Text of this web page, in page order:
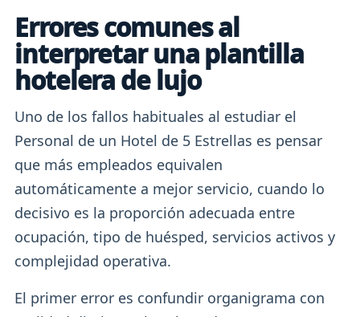
Errores comunes al
interpretar una plantilla
hotelera de lujo
Uno de los fallos habituales al estudiar el
Personal de un Hotel de 5 Estrellas es pensar
que más empleados equivalen
automáticamente a mejor servicio, cuando lo
decisivo es la proporción adecuada entre
ocupación, tipo de huésped, servicios activos y
complejidad operativa.
El primer error es confundir organigrama con